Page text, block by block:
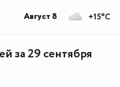
за 29 сентября
+15°C
Август 8